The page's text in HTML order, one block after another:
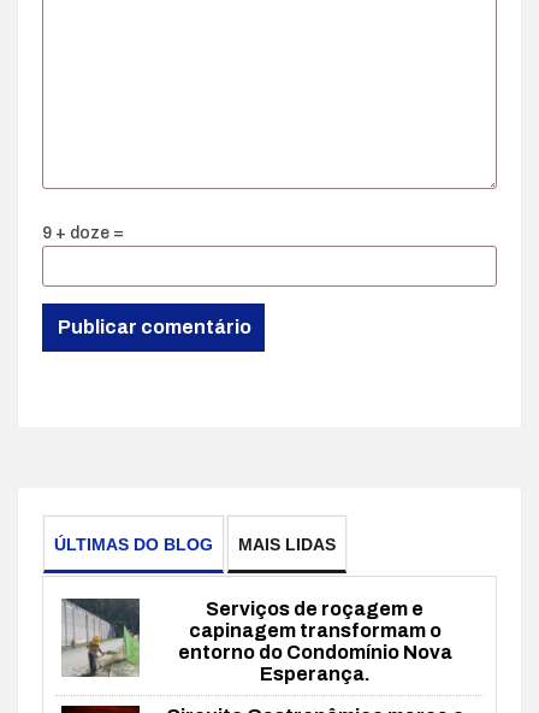
9 + doze =
ÚLTIMAS DO BLOG MAIS LIDAS
Serviços de roçagem e
capinagem transformam o
entorno do Condomínio Nova
Esperança.